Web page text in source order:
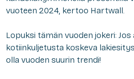
vuoteen 2024, kertoo Hartwall.
Lopuksi tämän vuoden jokeri: Jos
kotiinkuljetusta koskeva
olla vuoden suurin trendi!